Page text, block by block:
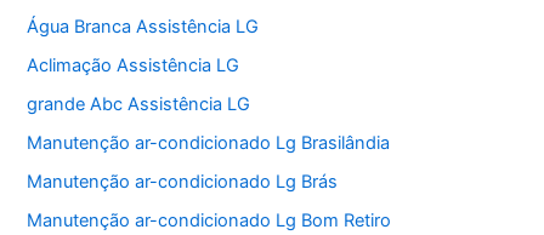
Água Branca Assistência LG
Aclimação Assistência LG
grande Abc Assistência LG
Manutenção ar-condicionado Lg Brasilândia
Manutenção ar-condicionado Lg Brás
Manutenção ar-condicionado Lg Bom Retiro